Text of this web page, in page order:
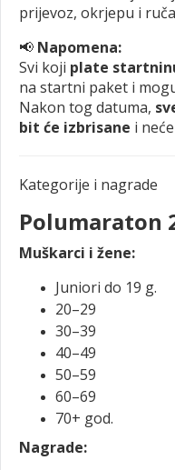
prijevoz, okrjepu i
📢 Napomena:
Svi koji plate
na startni paket i
Nakon tog datuma,
bit će izbrisane i
Kategorije i nagrade
Polumaraton
Muškarci i žene:
Juniori do 19 g.
20–29
30–39
40–49
50–59
60–69
70+ god.
Nagrade: